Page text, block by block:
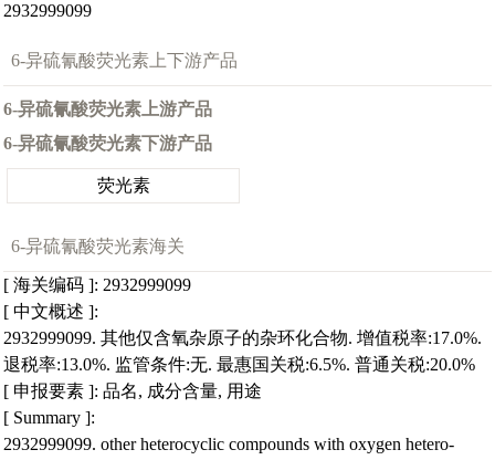
2932999099
6-异硫氰酸荧光素上下游产品
6-异硫氰酸荧光素上游产品
6-异硫氰酸荧光素下游产品
荧光素
6-异硫氰酸荧光素海关
[ 海关编码 ]: 2932999099
[ 中文概述 ]:
2932999099. 其他仅含氧杂原子的杂环化合物. 增值税率:17.0%.
退税率:13.0%. 监管条件:无. 最惠国关税:6.5%. 普通关税:20.0%
[ 申报要素 ]: 品名, 成分含量, 用途
[ Summary ]:
2932999099. other heterocyclic compounds with oxygen hetero-